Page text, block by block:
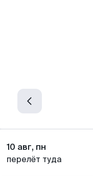
10 авг, пн
перелёт туда